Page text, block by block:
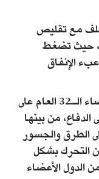
مع تقليص
حيث تضغط
الإنفاق
وفي قمة العام الماضي اتفقت الدول الأعضاء الـ32 العام على
الدفاع، من بينها
الدفاعية و1.5% على الطرق والجسور
التحرك بشكل
الدول الأعضاء